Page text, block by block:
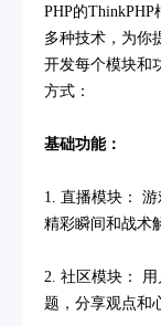
PHP的ThinkPHP
多种技术，为你
开发每个模块和
方式：
基础功能：
1. 直播模块：
精彩瞬间和战术
2. 社区模块：
题，分享观点和